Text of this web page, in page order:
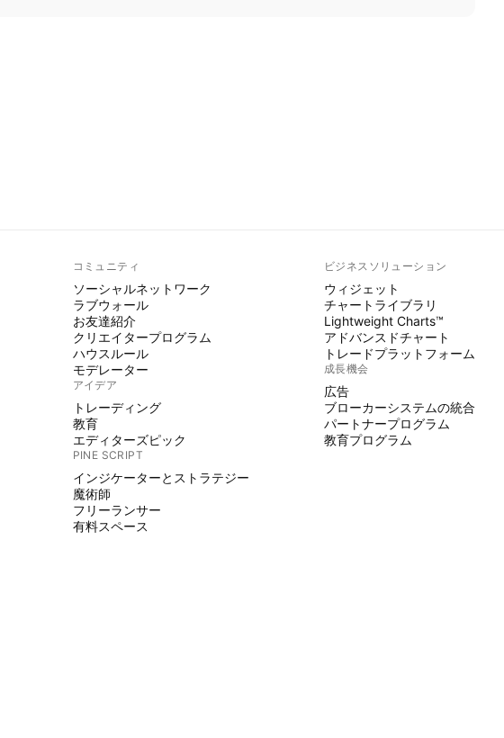
コミュニティ
ソーシャルネットワーク
ラブウォール
お友達紹介
クリエイタープログラム
ハウスルール
モデレーター
アイデア
トレーディング
教育
エディターズピック
PINE SCRIPT
インジケーターとストラテジー
魔術師
フリーランサー
有料スペース
ビジネスソリューション
ウィジェット
チャートライブラリ
Lightweight Charts™
アドバンスドチャート
トレードプラットフォーム
成長機会
広告
ブローカーシステムの統合
パートナープログラム
教育プログラム